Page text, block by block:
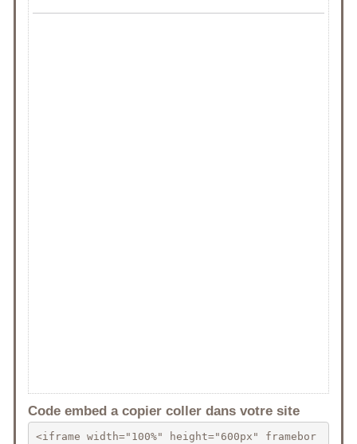
Code embed a copier coller dans votre site
<iframe width="100%" height="600px" framebor